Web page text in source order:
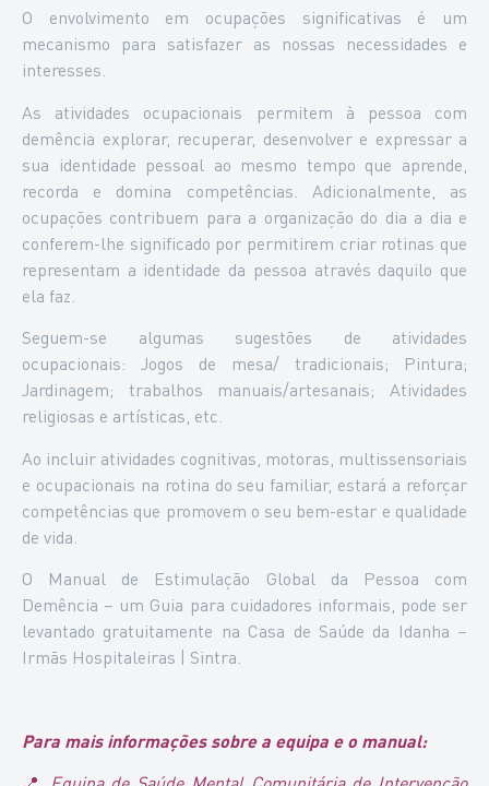
O envolvimento em ocupações significativas é um
mecanismo para satisfazer as nossas necessidades e
interesses.
As atividades ocupacionais permitem à pessoa com
demência explorar, recuperar, desenvolver e expressar a
sua identidade pessoal ao mesmo tempo que aprende,
recorda e domina competências. Adicionalmente, as
ocupações contribuem para a organização do dia a dia e
conferem-lhe significado por permitirem criar rotinas que
representam a identidade da pessoa através daquilo que
ela faz.
Seguem-se algumas sugestões de atividades
ocupacionais: Jogos de mesa/ tradicionais; Pintura;
Jardinagem; trabalhos manuais/artesanais; Atividades
religiosas e artísticas, etc.
Ao incluir atividades cognitivas, motoras, multissensoriais
e ocupacionais na rotina do seu familiar, estará a reforçar
competências que promovem o seu bem-estar e qualidade
de vida.
O Manual de Estimulação Global da Pessoa com
Demência – um Guia para cuidadores informais, pode ser
levantado gratuitamente na Casa de Saúde da Idanha –
Irmãs Hospitaleiras | Sintra.
Para mais informações sobre a equipa e o manual: